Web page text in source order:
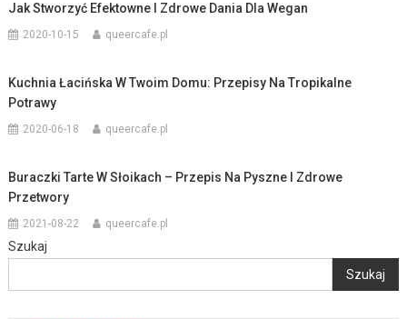
Jak Stworzyć Efektowne I Zdrowe Dania Dla Wegan
2020-10-15 queercafe.pl
Kuchnia Łacińska W Twoim Domu: Przepisy Na Tropikalne
Potrawy
2020-06-18 queercafe.pl
Buraczki Tarte W Słoikach – Przepis Na Pyszne I Zdrowe
Przetwory
2021-08-22 queercafe.pl
Szukaj
Szukaj